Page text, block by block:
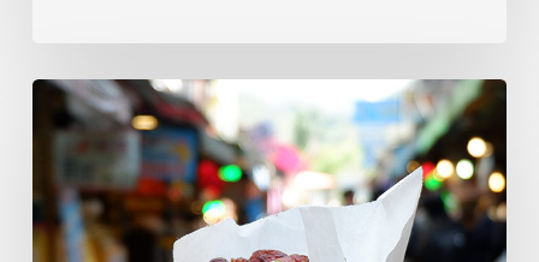
platos
taiwaneses
tienes
que